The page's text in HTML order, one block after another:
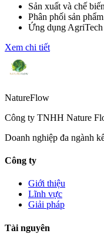
Sản xuất và chế
Phân phối sản phẩm
Ứng dụng AgriTech
Xem chi tiết
NatureFlow
Công ty TNHH Nature
Doanh nghiệp đa ngành
Công ty
Giới thiệu
Lĩnh vực
Giải pháp
Tài nguyên